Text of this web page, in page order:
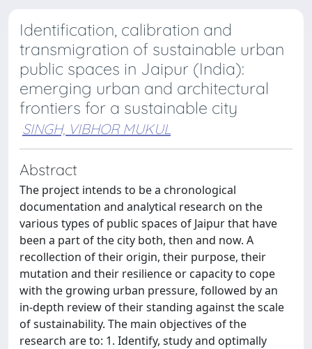
Identification, calibration and
transmigration of sustainable urban
public spaces in Jaipur (India):
emerging urban and architectural
frontiers for a sustainable city
SINGH, VIBHOR MUKUL
Abstract
The project intends to be a chronological
documentation and analytical research on the
various types of public spaces of Jaipur that have
been a part of the city both, then and now. A
recollection of their origin, their purpose, their
mutation and their resilience or capacity to cope
with the growing urban pressure, followed by an
in-depth review of their standing against the scale
of sustainability. The main objectives of the
research are to: 1. Identify, study and optimally